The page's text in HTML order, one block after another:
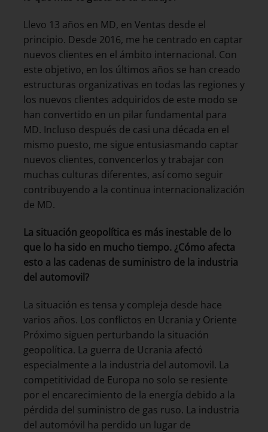
Llevo 13 años en MD, en Ventas desde el
principio. Desde 2016, me he centrado en captar
nuevos clientes en el ámbito internacional. Con
este objetivo, en los últimos años se han creado
estructuras organizativas en todas las regiones y
los nuevos clientes adquiridos de este modo se
han convertido en un pilar fundamental para
MD. Incluso después de casi una década en el
mismo puesto, me sigue entusiasmando captar
nuevos clientes, convencerlos y trabajar con
muchas culturas diferentes, así como seguir
contribuyendo a la continua internacionalización
de MD.
La situación geopolítica es más inestable de lo
que lo ha sido en mucho tiempo. ¿Cómo afecta
esto a las cadenas de suministro de la industria
del automovil?
La situación es tensa y compleja desde hace
varios años. Los conflictos en Ucrania y Oriente
Próximo siguen perturbando la situación
geopolítica. La guerra de Ucrania afectó
especialmente a la industria del automovil. La
competitividad de Europa no solo se resiente
por el encarecimiento de la energía debido a la
pérdida del suministro de gas ruso. La industria
del automóvil ha perdido un lugar de